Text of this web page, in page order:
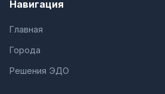
Навигация
Главная
Города
Решения ЭДО